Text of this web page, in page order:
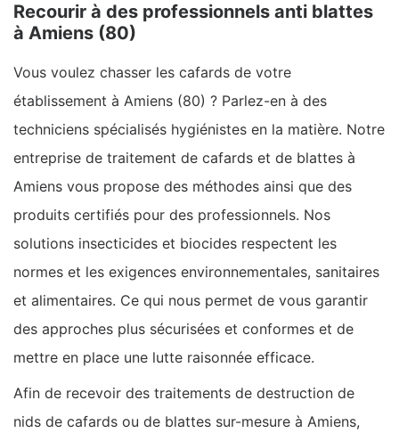
Recourir à des professionnels anti blattes
à Amiens (80)
Vous voulez chasser les cafards de votre
établissement à Amiens (80) ? Parlez-en à des
techniciens spécialisés hygiénistes en la matière. Notre
entreprise de traitement de cafards et de blattes à
Amiens vous propose des méthodes ainsi que des
produits certifiés pour des professionnels. Nos
solutions insecticides et biocides respectent les
normes et les exigences environnementales, sanitaires
et alimentaires. Ce qui nous permet de vous garantir
des approches plus sécurisées et conformes et de
mettre en place une lutte raisonnée efficace.
Afin de recevoir des traitements de destruction de
nids de cafards ou de blattes sur-mesure à Amiens,